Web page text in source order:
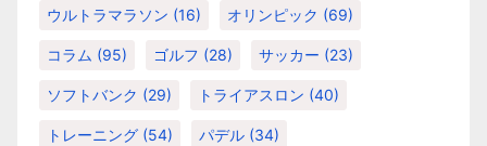
ウルトラマラソン (16) オリンピック (69)
コラム (95) ゴルフ (28) サッカー (23)
ソフトバンク (29) トライアスロン (40)
トレーニング (54) パデル (34)